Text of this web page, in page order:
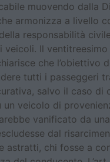
muovendo dalla
armonizza a livello
responsabilità
veicoli. Il ventitreesimo
che l’obiettivo
tutti i passeggeri
salvo il caso di
un veicolo di
vanificato da
dal
astratti, chi fosse a